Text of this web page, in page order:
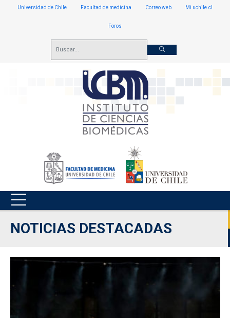
Universidad de Chile Facultad de medicina Correo web Mi uchile.cl
Foros
NOTICIAS DESTACADAS